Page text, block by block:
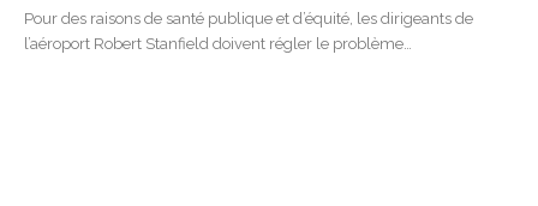
Pour des raisons de santé publique et d’équité, les dirigeants de
l’aéroport Robert Stanfield doivent régler le problème…